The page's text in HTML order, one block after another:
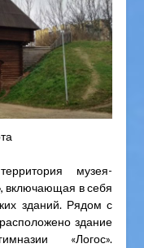
музея-
включающая в себя
зданий. Рядом с
здание
«Логос».